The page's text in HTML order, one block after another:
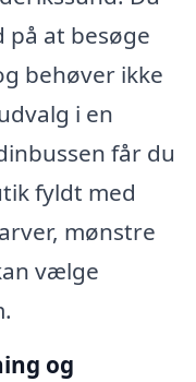
at besøge
behøver ikke
i en
får du
fyldt med
mønstre
vælge
og